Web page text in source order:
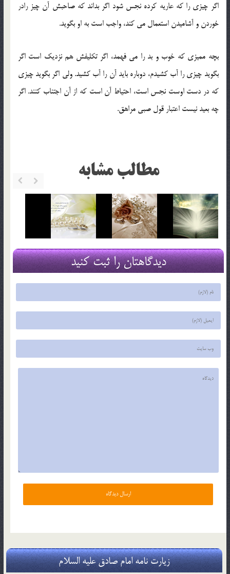
اگر چیزی را که عاریه کرده نجس شود اگر بداند که صاحبش آن چیز رادر
خوردن و آشامیدن استعمال می کند، واجب است به او بگوید.
بچه ممیزی که خوب و بد را می فهمد، اگر تکلیفش هم نزدیک است اگر
بگوید چیزی را آب کشیدم، دوباره باید آن را آب کشید. ولی اگر بگوید چیزی
که در دست اوست نجس است، احتیاط آن است که از آن اجتناب کنند. اگر
چه بعید نیست اعتبار قول صبی مراهق.
مطالب مشابه
دیدگاهتان را ثبت کنید
زیارت نامه امام صادق علیه السلام